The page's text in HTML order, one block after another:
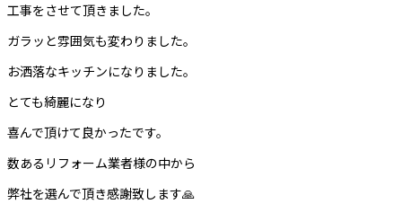
工事をさせて頂きました。
ガラッと雰囲気も変わりました。
お洒落なキッチンになりました。
とても綺麗になり
喜んで頂けて良かったです。
数あるリフォーム業者様の中から
弊社を選んで頂き感謝致します🙏